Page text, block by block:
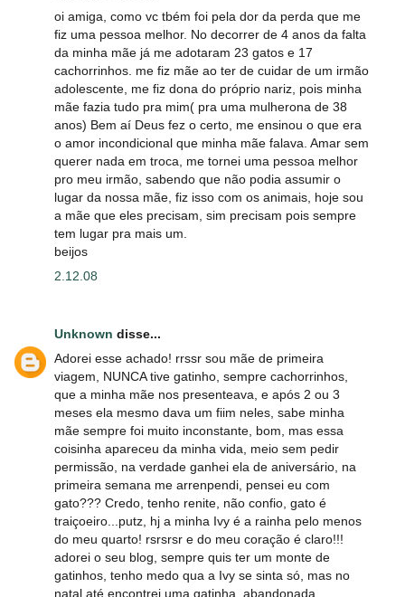
oi amiga, como vc tbém foi pela dor da perda que me
fiz uma pessoa melhor. No decorrer de 4 anos da falta
da minha mãe já me adotaram 23 gatos e 17
cachorrinhos. me fiz mãe ao ter de cuidar de um irmão
adolescente, me fiz dona do próprio nariz, pois minha
mãe fazia tudo pra mim( pra uma mulherona de 38
anos) Bem aí Deus fez o certo, me ensinou o que era
o amor incondicional que minha mãe falava. Amar sem
querer nada em troca, me tornei uma pessoa melhor
pro meu irmão, sabendo que não podia assumir o
lugar da nossa mãe, fiz isso com os animais, hoje sou
a mãe que eles precisam, sim precisam pois sempre
tem lugar pra mais um.
beijos
2.12.08
Unknown disse...
Adorei esse achado! rrssr sou mãe de primeira
viagem, NUNCA tive gatinho, sempre cachorrinhos,
que a minha mãe nos presenteava, e após 2 ou 3
meses ela mesmo dava um fiim neles, sabe minha
mãe sempre foi muito inconstante, bom, mas essa
coisinha apareceu da minha vida, meio sem pedir
permissão, na verdade ganhei ela de aniversário, na
primeira semana me arrenpendi, pensei eu com
gato??? Credo, tenho renite, não confio, gato é
traiçoeiro...putz, hj a minha Ivy é a rainha pelo menos
do meu quarto! rsrsrsr e do meu coração é claro!!!
adorei o seu blog, sempre quis ter um monte de
gatinhos, tenho medo qua a Ivy se sinta só, mas no
natal até encontrei uma gatinha, abandonada,